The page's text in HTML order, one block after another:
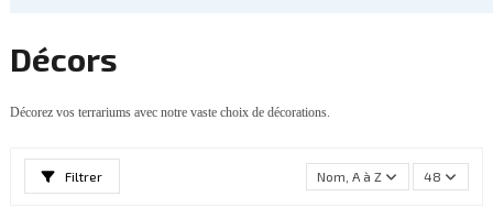
Décors
Décorez vos terrariums avec notre vaste choix de décorations.
Filtrer Nom, A à Z 48